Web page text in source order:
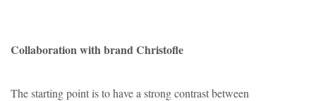
Collaboration with brand Christofle
The starting point is to have a strong contrast between